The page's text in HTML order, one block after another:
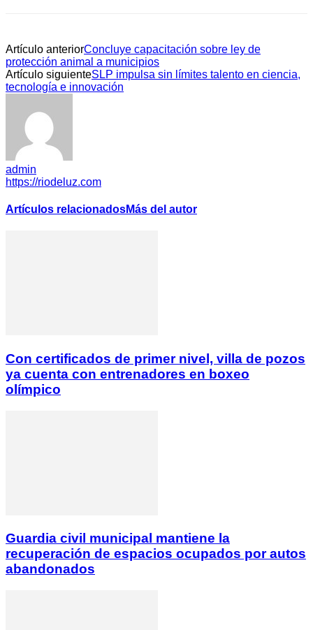
Artículo anteriorConcluye capacitación sobre ley de
protección animal a municipios
Artículo siguienteSLP impulsa sin límites talento en ciencia,
tecnología e innovación
admin
https://riodeluz.com
Artículos relacionadosMás del autor
Con certificados de primer nivel, villa de pozos
ya cuenta con entrenadores en boxeo
olímpico
Guardia civil municipal mantiene la
recuperación de espacios ocupados por autos
abandonados